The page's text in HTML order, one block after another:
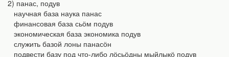
2) панас, подув
научная база наука панас
финансовая база сьӧм подув
экономическая база экономика подув
служить базой лоны панасӧн
подвести базу под что-либо лӧсьӧдны мыйлыкӧ подув